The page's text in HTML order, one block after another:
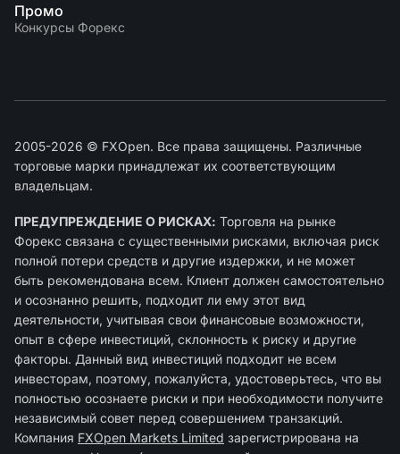
Промо
Конкурсы Форекс
2005-2026 © FXOpen. Все права защищены. Различные
торговые марки принадлежат их соответствующим
владельцам.
ПРЕДУПРЕЖДЕНИЕ О РИСКАХ: Торговля на рынке
Форекс связана с существенными рисками, включая риск
полной потери средств и другие издержки, и не может
быть рекомендована всем. Клиент должен самостоятельно
и осознанно решить, подходит ли ему этот вид
деятельности, учитывая свои финансовые возможности,
опыт в сфере инвестиций, склонность к риску и другие
факторы. Данный вид инвестиций подходит не всем
инвесторам, поэтому, пожалуйста, удостоверьтесь, что вы
полностью осознаете риски и при необходимости получите
независимый совет перед совершением транзакций.
Компания FXOpen Markets Limited зарегиcтрирована на